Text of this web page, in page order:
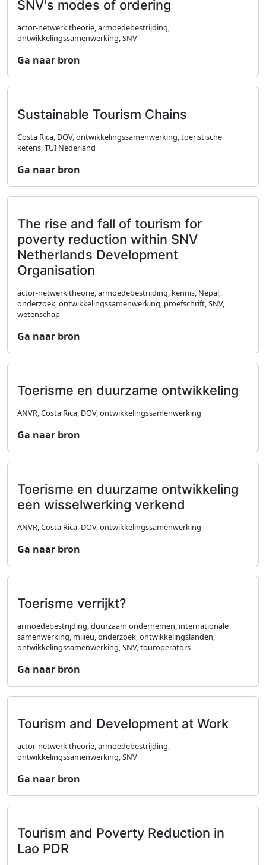
SNV's modes of ordering
actor-netwerk theorie, armoedebestrijding,
ontwikkelingssamenwerking, SNV
Ga naar bron
Sustainable Tourism Chains
Costa Rica, DOV, ontwikkelingssamenwerking, toeristische
ketens, TUI Nederland
Ga naar bron
The rise and fall of tourism for
poverty reduction within SNV
Netherlands Development
Organisation
actor-netwerk theorie, armoedebestrijding, kennis, Nepal,
onderzoek, ontwikkelingssamenwerking, proefschrift, SNV,
wetenschap
Ga naar bron
Toerisme en duurzame ontwikkeling
ANVR, Costa Rica, DOV, ontwikkelingssamenwerking
Ga naar bron
Toerisme en duurzame ontwikkeling
een wisselwerking verkend
ANVR, Costa Rica, DOV, ontwikkelingssamenwerking
Ga naar bron
Toerisme verrijkt?
armoedebestrijding, duurzaam ondernemen, internationale
samenwerking, milieu, onderzoek, ontwikkelingslanden,
ontwikkelingssamenwerking, SNV, touroperators
Ga naar bron
Tourism and Development at Work
actor-netwerk theorie, armoedebestrijding,
ontwikkelingssamenwerking, SNV
Ga naar bron
Tourism and Poverty Reduction in
Lao PDR